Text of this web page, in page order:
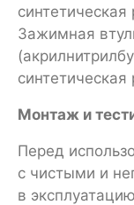
Зажимная
Монтаж и
Перед
с чистыми и
в